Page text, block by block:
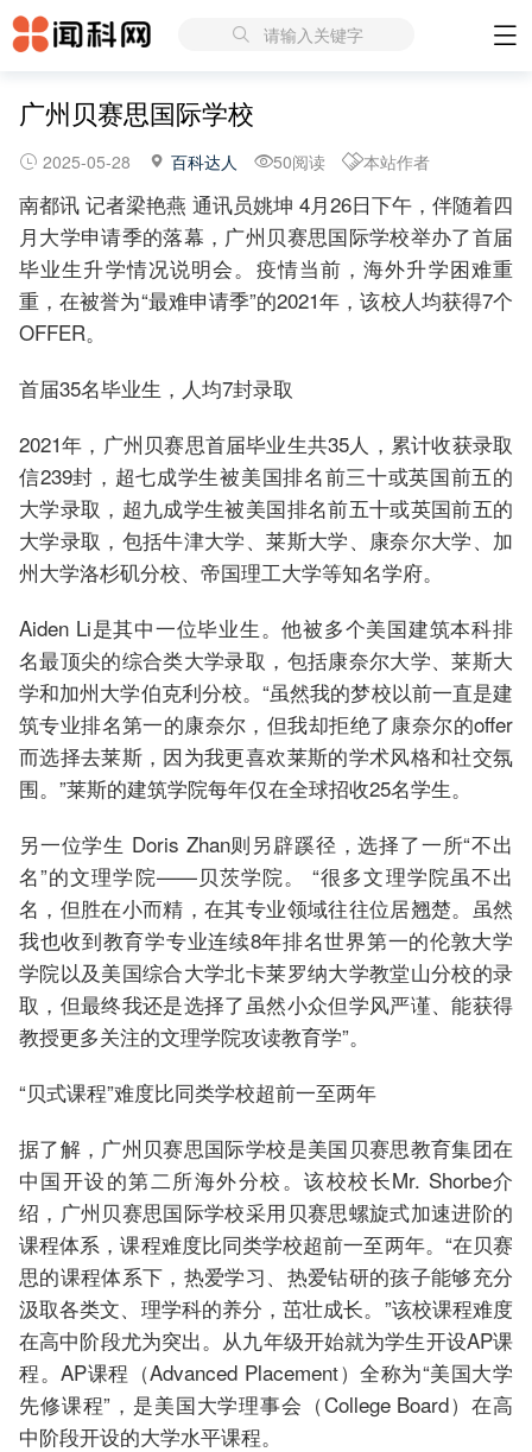
请输入关键字
广州贝赛思国际学校
2025-05-28 百科达人 50阅读 本站作者
南都讯 记者梁艳燕 通讯员姚坤 4月26日下午，伴随着四
月大学申请季的落幕，广州贝赛思国际学校举办了首届
毕业生升学情况说明会。疫情当前，海外升学困难重
重，在被誉为“最难申请季”的2021年，该校人均获得7个
OFFER。
首届35名毕业生，人均7封录取
2021年，广州贝赛思首届毕业生共35人，累计收获录取
信239封，超七成学生被美国排名前三十或英国前五的
大学录取，超九成学生被美国排名前五十或英国前五的
大学录取，包括牛津大学、莱斯大学、康奈尔大学、加
州大学洛杉矶分校、帝国理工大学等知名学府。
Aiden Li是其中一位毕业生。他被多个美国建筑本科排
名最顶尖的综合类大学录取，包括康奈尔大学、莱斯大
学和加州大学伯克利分校。“虽然我的梦校以前一直是建
筑专业排名第一的康奈尔，但我却拒绝了康奈尔的offer
而选择去莱斯，因为我更喜欢莱斯的学术风格和社交氛
围。”莱斯的建筑学院每年仅在全球招收25名学生。
另一位学生 Doris Zhan则另辟蹊径，选择了一所“不出
名”的文理学院——贝茨学院。 “很多文理学院虽不出
名，但胜在小而精，在其专业领域往往位居翘楚。虽然
我也收到教育学专业连续8年排名世界第一的伦敦大学
学院以及美国综合大学北卡莱罗纳大学教堂山分校的录
取，但最终我还是选择了虽然小众但学风严谨、能获得
教授更多关注的文理学院攻读教育学”。
“贝式课程”难度比同类学校超前一至两年
据了解，广州贝赛思国际学校是美国贝赛思教育集团在
中国开设的第二所海外分校。该校校长Mr. Shorbe介
绍，广州贝赛思国际学校采用贝赛思螺旋式加速进阶的
课程体系，课程难度比同类学校超前一至两年。“在贝赛
思的课程体系下，热爱学习、热爱钻研的孩子能够充分
汲取各类文、理学科的养分，茁壮成长。”该校课程难度
在高中阶段尤为突出。从九年级开始就为学生开设AP课
程。AP课程（Advanced Placement）全称为“美国大学
先修课程”，是美国大学理事会（College Board）在高
中阶段开设的大学水平课程。